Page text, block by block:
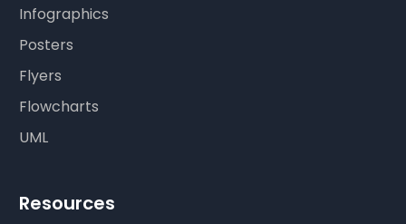
Infographics
Posters
Flyers
Flowcharts
UML
Resources